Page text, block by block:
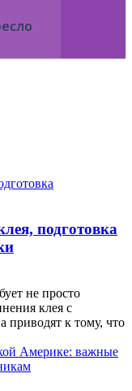
подготовка
не просто
клея с
приводят к тому, что